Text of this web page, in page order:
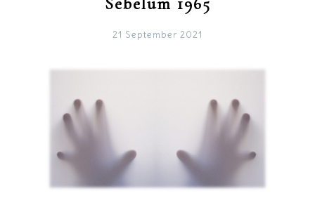
Sebelum 1965
21 September 2021